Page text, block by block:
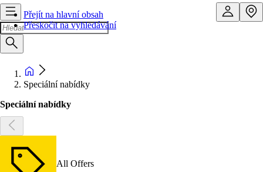
Přejít na hlavní obsah
Přeskočit na vyhledávání
Speciální nabídky
Speciální nabídky
All Offers